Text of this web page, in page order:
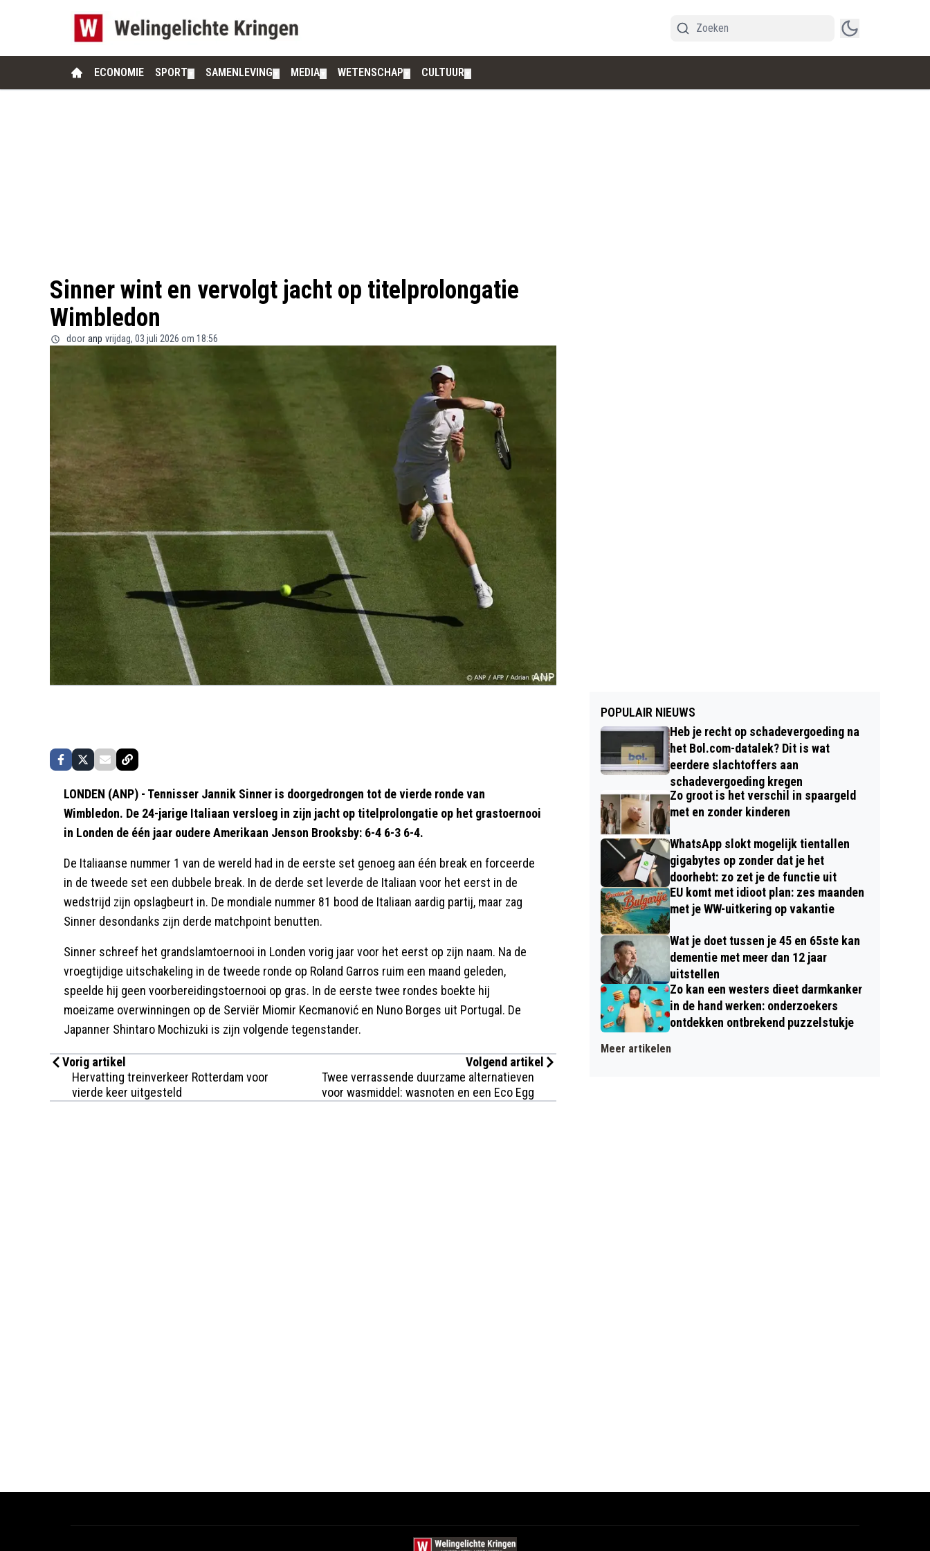
ECONOMIE SPORT SAMENLEVING MEDIA WETENSCHAP CULTUUR
Sinner wint en vervolgt jacht op titelprolongatie
Wimbledon
door anp vrijdag, 03 juli 2026 om 18:56
LONDEN (ANP) - Tennisser Jannik Sinner is doorgedrongen tot de vierde ronde van
Wimbledon. De 24-jarige Italiaan versloeg in zijn jacht op titelprolongatie op het grastoernooi
in Londen de één jaar oudere Amerikaan Jenson Brooksby: 6-4 6-3 6-4.
De Italiaanse nummer 1 van de wereld had in de eerste set genoeg aan één break en forceerde
in de tweede set een dubbele break. In de derde set leverde de Italiaan voor het eerst in de
wedstrijd zijn opslagbeurt in. De mondiale nummer 81 bood de Italiaan aardig partij, maar zag
Sinner desondanks zijn derde matchpoint benutten.
Sinner schreef het grandslamtoernooi in Londen vorig jaar voor het eerst op zijn naam. Na de
vroegtijdige uitschakeling in de tweede ronde op Roland Garros ruim een maand geleden,
speelde hij geen voorbereidingstoernooi op gras. In de eerste twee rondes boekte hij
moeizame overwinningen op de Serviër Miomir Kecmanović en Nuno Borges uit Portugal. De
Japanner Shintaro Mochizuki is zijn volgende tegenstander.
Vorig artikel
Hervatting treinverkeer Rotterdam voor
vierde keer uitgesteld
Volgend artikel
Twee verrassende duurzame alternatieven
voor wasmiddel: wasnoten en een Eco Egg
POPULAIR NIEUWS
Heb je recht op schadevergoeding na
het Bol.com-datalek? Dit is wat
eerdere slachtoffers aan
schadevergoeding kregen
Zo groot is het verschil in spaargeld
met en zonder kinderen
WhatsApp slokt mogelijk tientallen
gigabytes op zonder dat je het
doorhebt: zo zet je de functie uit
EU komt met idioot plan: zes maanden
met je WW-uitkering op vakantie
Wat je doet tussen je 45 en 65ste kan
dementie met meer dan 12 jaar
uitstellen
Zo kan een westers dieet darmkanker
in de hand werken: onderzoekers
ontdekken ontbrekend puzzelstukje
Meer artikelen